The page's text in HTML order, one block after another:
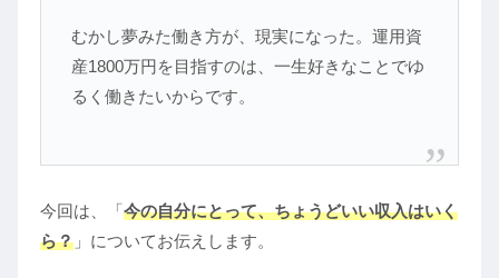
むかし夢みた働き方が、現実になった。運用資
産1800万円を目指すのは、一生好きなことでゆ
るく働きたいからです。
今回は、「今の自分にとって、ちょうどいい収入はいく
ら？ 」についてお伝えします。